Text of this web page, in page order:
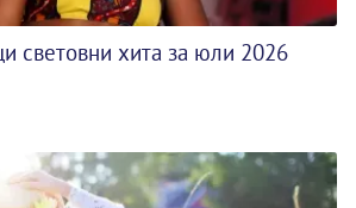
световни хита за юли 2026